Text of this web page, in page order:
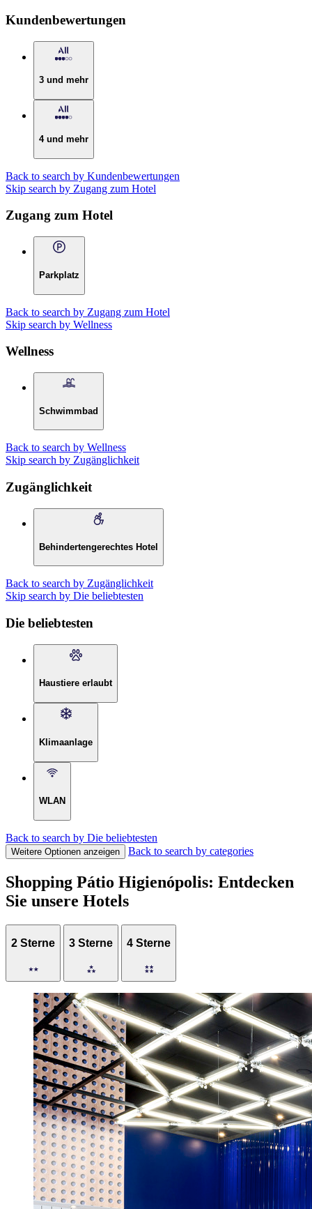
Kundenbewertungen
3 und mehr
4 und mehr
Back to search by Kundenbewertungen
Skip search by Zugang zum Hotel
Zugang zum Hotel
Parkplatz
Back to search by Zugang zum Hotel
Skip search by Wellness
Wellness
Schwimmbad
Back to search by Wellness
Skip search by Zugänglichkeit
Zugänglichkeit
Behindertengerechtes Hotel
Back to search by Zugänglichkeit
Skip search by Die beliebtesten
Die beliebtesten
Haustiere erlaubt
Klimaanlage
WLAN
Back to search by Die beliebtesten
Weitere Optionen anzeigen Back to search by categories
Shopping Pátio Higienópolis: Entdecken
Sie unsere Hotels
2 Sterne 3 Sterne 4 Sterne